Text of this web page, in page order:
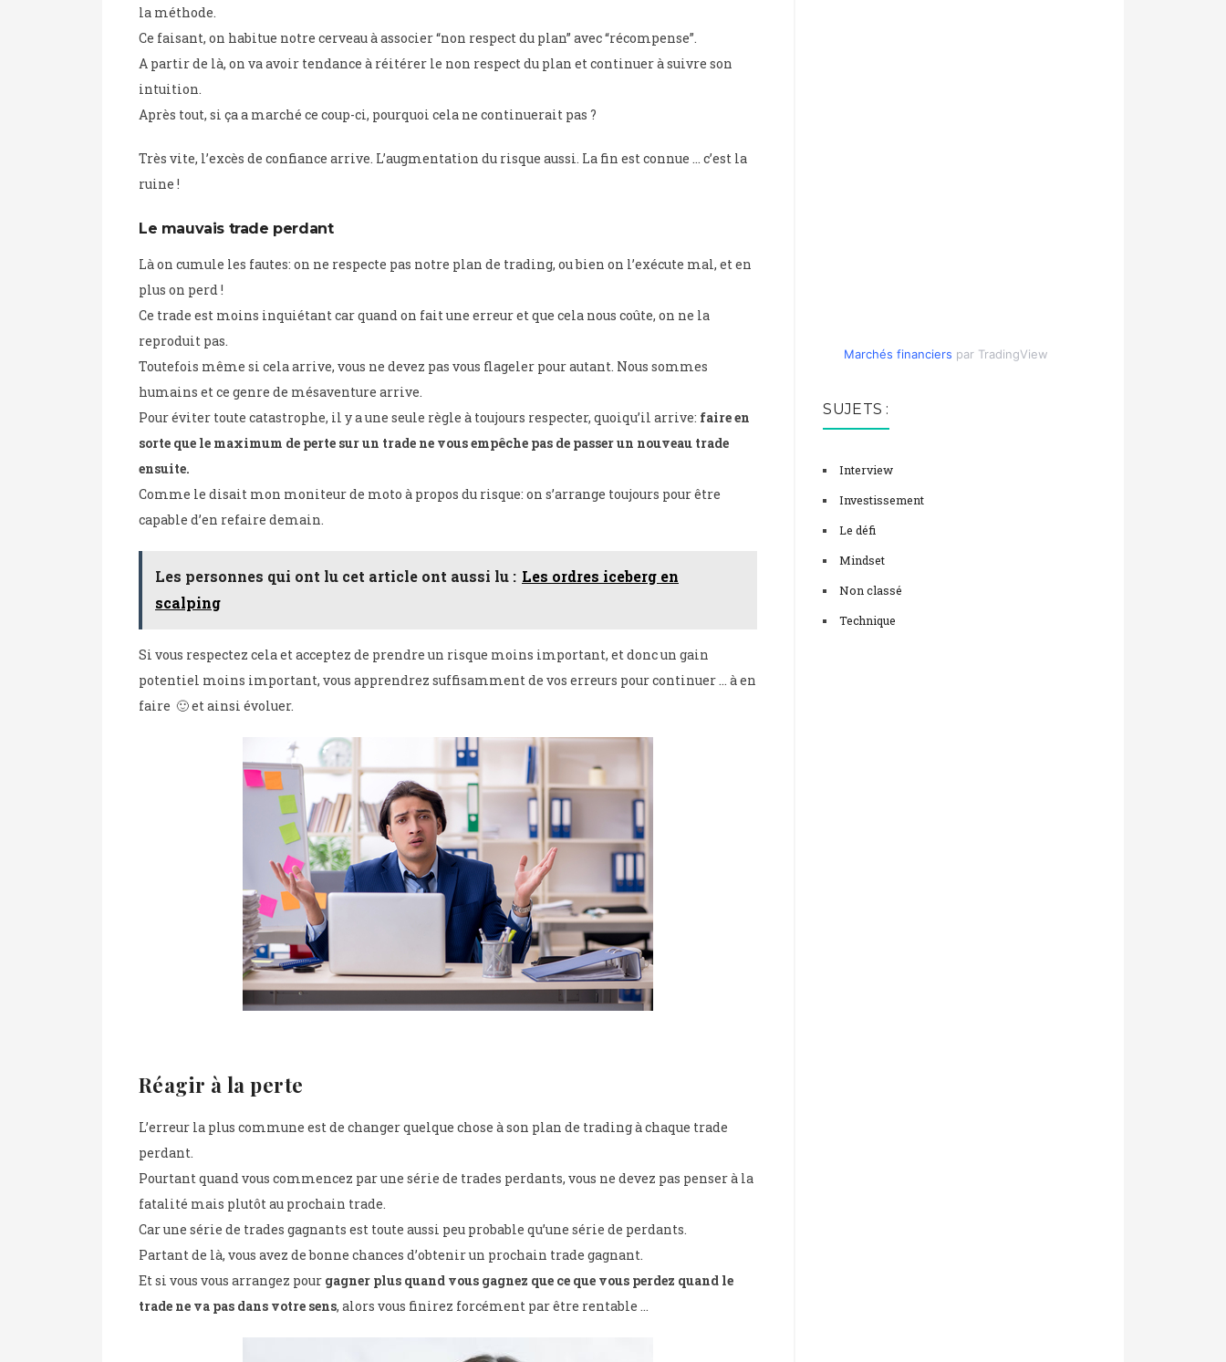
la méthode.
Ce faisant, on habitue notre cerveau à associer “non respect du plan” avec “récompense”.
A partir de là, on va avoir tendance à réitérer le non respect du plan et continuer à suivre son
intuition.
Après tout, si ça a marché ce coup-ci, pourquoi cela ne continuerait pas ?
Très vite, l’excès de confiance arrive. L’augmentation du risque aussi. La fin est connue … c’est la
ruine !
Le mauvais trade perdant
Là on cumule les fautes: on ne respecte pas notre plan de trading, ou bien on l’exécute mal, et en
plus on perd !
Ce trade est moins inquiétant car quand on fait une erreur et que cela nous coûte, on ne la
reproduit pas.
Toutefois même si cela arrive, vous ne devez pas vous flageler pour autant. Nous sommes
humains et ce genre de mésaventure arrive.
Pour éviter toute catastrophe, il y a une seule règle à toujours respecter, quoiqu’il arrive: faire en
sorte que le maximum de perte sur un trade ne vous empêche pas de passer un nouveau trade
ensuite.
Comme le disait mon moniteur de moto à propos du risque: on s’arrange toujours pour être
capable d’en refaire demain.
Les personnes qui ont lu cet article ont aussi lu : Les ordres iceberg en
scalping
Si vous respectez cela et acceptez de prendre un risque moins important, et donc un gain
potentiel moins important, vous apprendrez suffisamment de vos erreurs pour continuer … à en
faire 🙂 et ainsi évoluer.
Réagir à la perte
L’erreur la plus commune est de changer quelque chose à son plan de trading à chaque trade
perdant.
Pourtant quand vous commencez par une série de trades perdants, vous ne devez pas penser à la
fatalité mais plutôt au prochain trade.
Car une série de trades gagnants est toute aussi peu probable qu’une série de perdants.
Partant de là, vous avez de bonne chances d’obtenir un prochain trade gagnant.
Et si vous vous arrangez pour gagner plus quand vous gagnez que ce que vous perdez quand le
trade ne va pas dans votre sens, alors vous finirez forcément par être rentable …
Marchés financiers par TradingView
SUJETS :
Interview
Investissement
Le défi
Mindset
Non classé
Technique